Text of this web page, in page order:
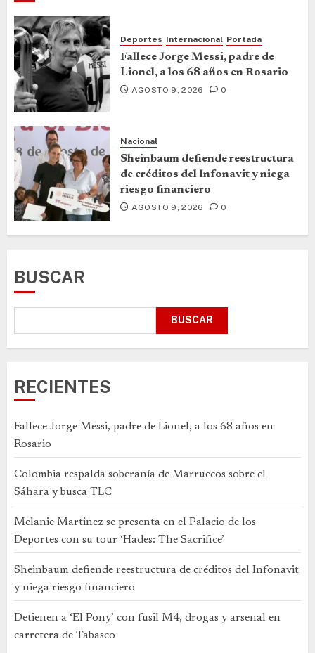
Deportes Internacional Portada
Fallece Jorge Messi, padre de
Lionel, a los 68 años en Rosario
AGOSTO 9, 2026 0
Nacional
Sheinbaum defiende reestructura
de créditos del Infonavit y niega
riesgo financiero
AGOSTO 9, 2026 0
BUSCAR
BUSCAR
RECIENTES
Fallece Jorge Messi, padre de Lionel, a los 68 años en
Rosario
Colombia respalda soberanía de Marruecos sobre el
Sáhara y busca TLC
Melanie Martinez se presenta en el Palacio de los
Deportes con su tour ‘Hades: The Sacrifice’
Sheinbaum defiende reestructura de créditos del Infonavit
y niega riesgo financiero
Detienen a ‘El Pony’ con fusil M4, drogas y arsenal en
carretera de Tabasco